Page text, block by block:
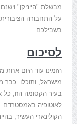
מבשלת "הייניקן"
על התחבורה
בשבילכם.
לסיכום
הזמינו עוד היום
מישראל, ותוכלו כבר
בעיר הקסומה הזו, כל
לאוטופיה
הקולינארי העשיר,